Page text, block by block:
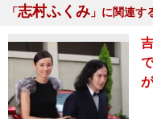
「志村ふくみ 」に関連す